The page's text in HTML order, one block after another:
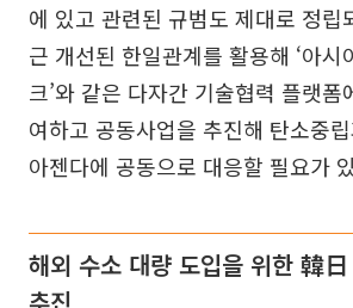
에 있고 관련된 규범도 제대로 정립
근 개선된 한일관계를 활용해 ‘아시
크’와 같은 다자간 기술협력 플랫
여하고 공동사업을 추진해 탄소중
아젠다에 공동으로 대응할 필요가
해외 수소 대량 도입을 위한 韓